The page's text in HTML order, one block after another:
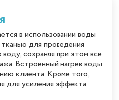
в использовании воды
для проведения
сохраняя при этом все
Встроенный нагрев воды
клиента. Кроме того,
для усиления эффекта